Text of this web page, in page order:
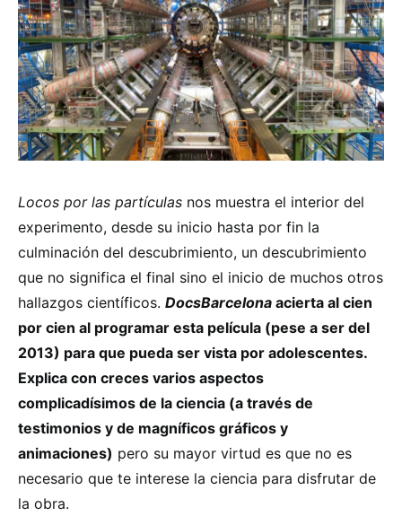
Locos por las partículas nos muestra el interior del
experimento, desde su inicio hasta por fin la
culminación del descubrimiento, un descubrimiento
que no significa el final sino el inicio de muchos otros
hallazgos científicos. DocsBarcelona acierta al cien
por cien al programar esta película (pese a ser del
2013) para que pueda ser vista por adolescentes.
Explica con creces varios aspectos
complicadísimos de la ciencia (a través de
testimonios y de magníficos gráficos y
animaciones) pero su mayor virtud es que no es
necesario que te interese la ciencia para disfrutar de
la obra.